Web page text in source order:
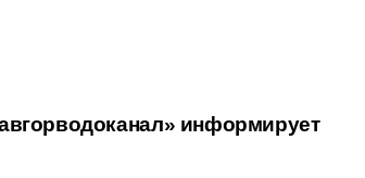
информирует